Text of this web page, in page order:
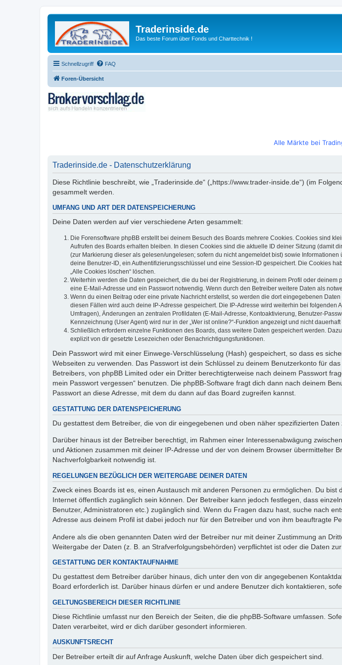
Traderinside.de
Das beste Forum über Fonds und Charttechnik !
Schnellzugriff FAQ
Foren-Übersicht
Alle Märkte bei
Traderinside.de - Datenschutzerklärung
Diese Richtlinie beschreibt, wie „Traderinside.de“ („https://www.trader-inside.de“) (im
gesammelt werden.
UMFANG UND ART DER DATENSPEICHERUNG
Deine Daten werden auf vier verschiedene Arten gesammelt:
Die Forensoftware phpBB erstellt bei deinem Besuch des Boards mehrere Cookies. Cookies sind
Aufrufen des Boards erhalten bleiben. In diesen Cookies sind die aktuelle ID deiner Sitzung (damit
(zur Markierung dieser als gelesen/ungelesen; sofern du nicht angemeldet bist) sowie
deine Benutzer-ID, ein Authentifizierungsschlüssel und eine Session-ID gespeichert. Die Cookies
„Alle Cookies löschen“ löschen.
Weiterhin werden die Daten gespeichert, die du bei der Registrierung, in deinem Profil oder
eine E-Mail-Adresse und ein Passwort notwendig. Wenn durch den Betreiber weitere Daten als
Wenn du einen Beitrag oder eine private Nachricht erstellst, so werden die dort eingegebenen
diesen Fällen wird auch deine IP-Adresse gespeichert. Die IP-Adresse wird weiterhin bei
Umfragen), Änderungen an zentralen Profildaten (E-Mail-Adresse, Kontoaktivierung, Benutzer-
Kennzeichnung (User Agent) wird nur in der „Wer ist online?“-Funktion angezeigt und nicht dauerhaft
Schließlich erfordern einzelne Funktionen des Boards, dass weitere Daten gespeichert werden.
explizit von dir gesetzte Lesezeichen oder Benachrichtigungsfunktionen.
Dein Passwort wird mit einer Einwege-Verschlüsselung (Hash) gespeichert, so dass es
Webseiten zu verwenden. Das Passwort ist dein Schlüssel zu deinem Benutzerkonto für
Betreibers, von phpBB Limited oder ein Dritter berechtigterweise nach deinem Passwort
mein Passwort vergessen“ benutzen. Die phpBB-Software fragt dich dann nach deinem
Passwort an diese Adresse, mit dem du dann auf das Board zugreifen kannst.
GESTATTUNG DER DATENSPEICHERUNG
Du gestattest dem Betreiber, die von dir eingegebenen und oben näher spezifizierten
Darüber hinaus ist der Betreiber berechtigt, im Rahmen einer Interessenabwägung
und Aktionen zusammen mit deiner IP-Adresse und der von deinem Browser übermittelter
Nachverfolgbarkeit notwendig ist.
REGELUNGEN BEZÜGLICH DER WEITERGABE DEINER DATEN
Zweck eines Boards ist es, einen Austausch mit anderen Personen zu ermöglichen. Du
Internet öffentlich zugänglich sein können. Der Betreiber kann jedoch festlegen, dass
Benutzer, Administratoren etc.) zugänglich sind. Wenn du Fragen dazu hast, suche nach
Adresse aus deinem Profil ist dabei jedoch nur für den Betreiber und von ihm beauftragte
Andere als die oben genannten Daten wird der Betreiber nur mit deiner Zustimmung an
Weitergabe der Daten (z. B. an Strafverfolgungsbehörden) verpflichtet ist oder die Daten
GESTATTUNG DER KONTAKTAUFNAHME
Du gestattest dem Betreiber darüber hinaus, dich unter den von dir angegebenen
Board erforderlich ist. Darüber hinaus dürfen er und andere Benutzer dich kontaktieren,
GELTUNGSBEREICH DIESER RICHTLINIE
Diese Richtlinie umfasst nur den Bereich der Seiten, die die phpBB-Software umfassen.
Daten verarbeitet, wird er dich darüber gesondert informieren.
AUSKUNFTSRECHT
Der Betreiber erteilt dir auf Anfrage Auskunft, welche Daten über dich gespeichert sind.